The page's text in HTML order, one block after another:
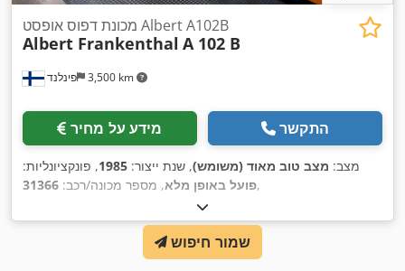
פינלנד 3,500 km
מכונת דפוס אופסט Albert A102B
Albert Frankenthal A 102 B
מידע על מחיר התקשר
מצב: מצב טוב מאוד (משומש), שנת ייצור: 1985, פונקציונליות:
פועל באופן מלא, מספר מכונה/רכב: 31366 ,
שמור חיפוש